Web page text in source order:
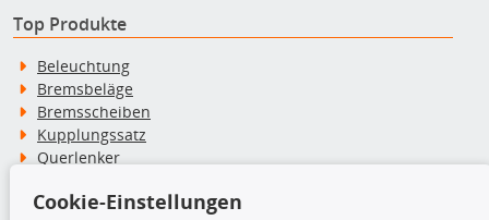
Top Produkte
Beleuchtung
Bremsbeläge
Bremsscheiben
Kupplungssatz
Querlenker
Stoßdämpfer
Cookie-Einstellungen